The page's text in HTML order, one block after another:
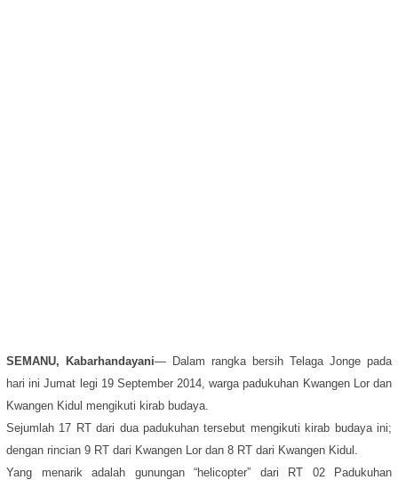
SEMANU, Kabarhandayani— Dalam rangka bersih Telaga Jonge pada
hari ini Jumat legi 19 September 2014, warga padukuhan Kwangen Lor dan
Kwangen Kidul mengikuti kirab budaya.
Sejumlah 17 RT dari dua padukuhan tersebut mengikuti kirab budaya ini;
dengan rincian 9 RT dari Kwangen Lor dan 8 RT dari Kwangen Kidul.
Yang menarik adalah gunungan “helicopter” dari RT 02 Padukuhan